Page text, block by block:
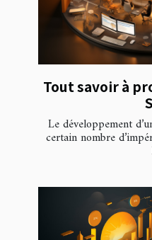
Tout savoir à
Le développement
certain nombre